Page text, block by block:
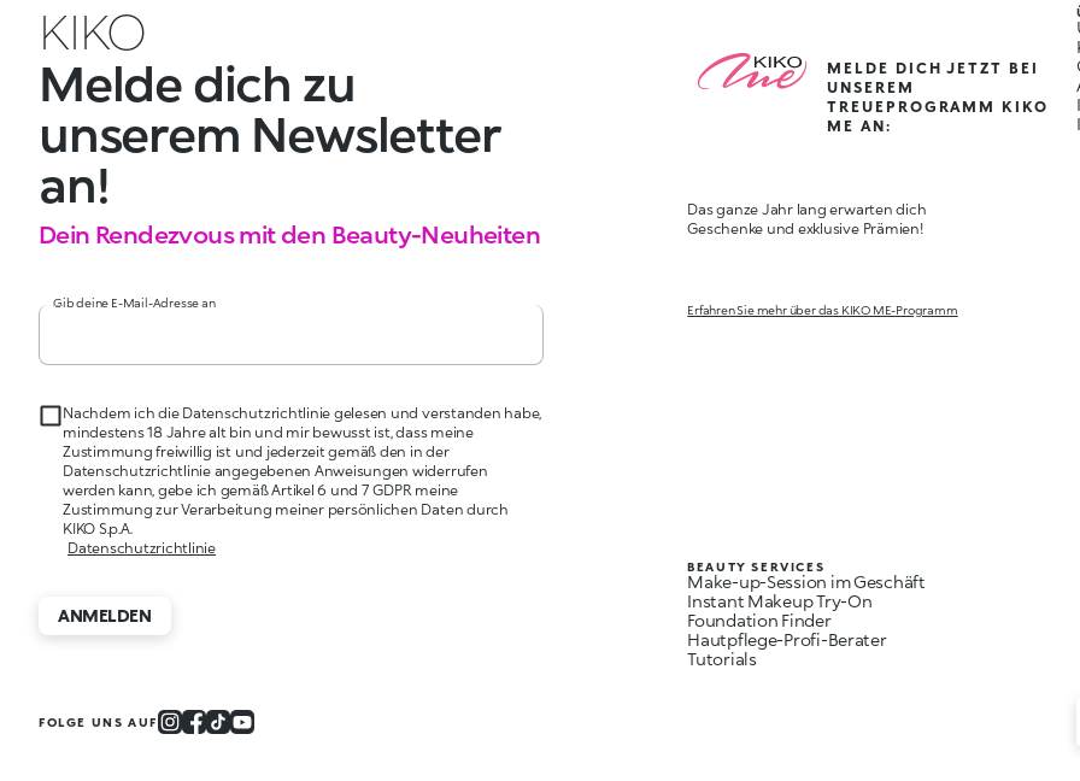
KIKO
Melde dich zu
unserem Newsletter
an!
Dein Rendezvous mit den Beauty-Neuheiten
Gib deine E-Mail-Adresse an
Nachdem ich die Datenschutzrichtlinie gelesen und verstanden habe,
mindestens 18 Jahre alt bin und mir bewusst ist, dass meine
Zustimmung freiwillig ist und jederzeit gemäß den in der
Datenschutzrichtlinie angegebenen Anweisungen widerrufen
werden kann, gebe ich gemäß Artikel 6 und 7 GDPR meine
Zustimmung zur Verarbeitung meiner persönlichen Daten durch
KIKO S.p.A.
Datenschutzrichtlinie
ANMELDEN
MELDE DICH JETZT BEI
UNSEREM
TREUEPROGRAMM KIKO
ME AN:
Das ganze Jahr lang erwarten dich
Geschenke und exklusive Prämien!
Erfahren Sie mehr über das KIKO ME-Programm
BEAUTY SERVICES
Make-up-Session im Geschäft
Instant Makeup Try-On
Foundation Finder
Hautpflege-Profi-Berater
Tutorials
FOLGE UNS AUF